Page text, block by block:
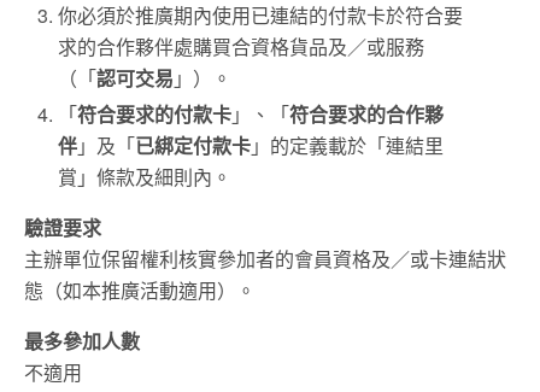
你必須於推廣期內使用已連結的付款卡於符合要
求的合作夥伴處購買合資格貨品及／或服務
（「認可交易 」）。
「符合要求的付款卡」、「符合要求的合作夥
伴」及「已綁定付款卡」的定義載於「連結里
賞」條款及細則內。
驗證要求
主辦單位保留權利核實參加者的會員資格及／或卡連結狀
態（如本推廣活動適用）。
最多參加人數
不適用